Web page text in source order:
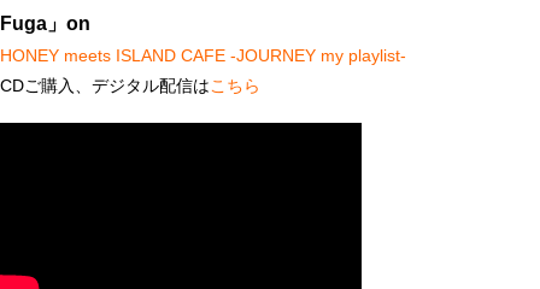
Fuga」on
HONEY meets ISLAND CAFE -JOURNEY my playlist-
CDご購入、デジタル配信はこちら